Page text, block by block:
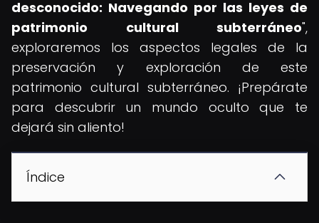
desconocido: Navegando por las leyes de
patrimonio cultural subterráneo",
exploraremos los aspectos legales de la
preservación y exploración de este
patrimonio cultural subterráneo. ¡Prepárate
para descubrir un mundo oculto que te
dejará sin aliento!
Índice